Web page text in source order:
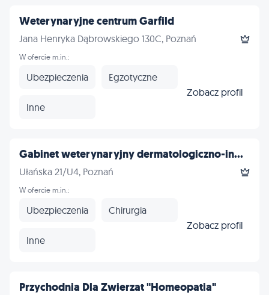
Weterynaryjne centrum Garfild
Jana Henryka Dąbrowskiego 130C, Poznań
W ofercie m.in.:
Ubezpieczenia Egzotyczne
Inne
Zobacz profil
Gabinet weterynaryjny dermatologiczno-in...
Ułańska 21/U4, Poznań
W ofercie m.in.:
Ubezpieczenia Chirurgia
Inne
Zobacz profil
Przychodnia Dla Zwierzat "Homeopatia"